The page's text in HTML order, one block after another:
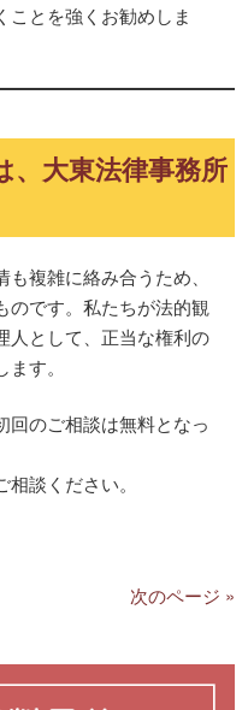
ことを強くお勧めしま
、大東法律事務所
複雑に絡み合うため、
のです。私たちが法的観
人として、正当な権利の
す。
回のご相談は無料となっ
談ください。
次のページ »